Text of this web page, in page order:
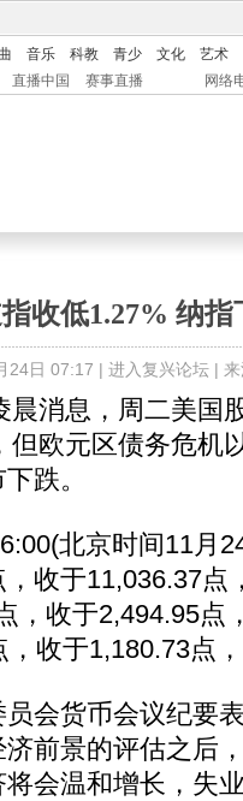
音乐 科教 青少 文化
艺术
直播中国 赛事直播 网络
收低1.27% 纳指
24日 07:17 | 进入复兴论坛| 来
消息，周二美国
但欧元区债务危机
跌。
北京时间11月
收于11,036.37点
，收于2,494.95点
收于1,180.73点
货币会议纪要
前景的评估之后
会温和增长，失